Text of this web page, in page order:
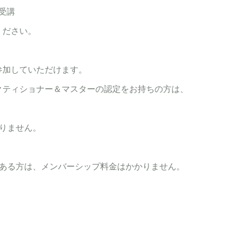
講
さい。
していただけます。
ィショナー＆マスターの認定をお持ちの方は、
ません。
方は、メンバーシップ料金はかかりません。